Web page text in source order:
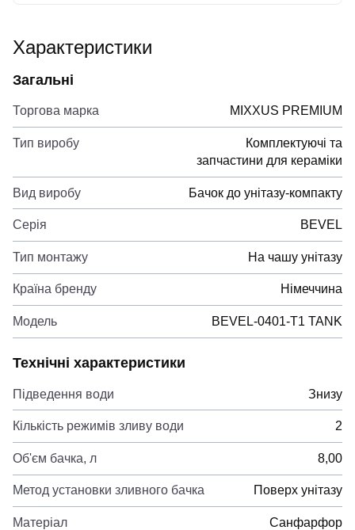
Характеристики
Загальні
Торгова марка MIXXUS PREMIUM
Тип виробу
Комплектуючі та
запчастини для кераміки
Вид виробу Бачок до унітазу-компакту
Серія BEVEL
Тип монтажу На чашу унітазу
Країна бренду Німеччина
Модель BEVEL-0401-T1 TANK
Технічні характеристики
Підведення води Знизу
Кількість режимів зливу води 2
Об'єм бачка, л 8,00
Метод установки зливного бачка Поверх унітазу
Матеріал Санфарфор